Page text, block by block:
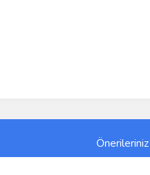
Önerileriniz